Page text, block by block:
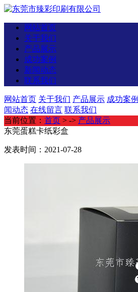
网站首页
关于我们
产品展示
成功案例
新闻动态
联系我们
网站首页 关于我们 产品展示 成功案例
闻动态 在线留言 联系我们
当前位置： 首页 > -> 产品展示
东莞蛋糕卡纸彩盒
发表时间：2021-07-28